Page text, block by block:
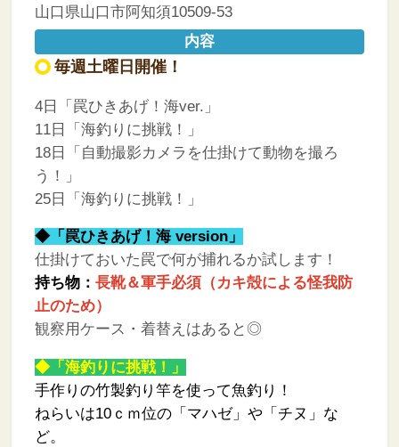
山口県山口市阿知須10509-53
内容
毎週土曜日開催！
4日「罠ひきあげ！海ver.」
11日「海釣りに挑戦！」
18日「自動撮影カメラを仕掛けて動物を撮ろ
う！」
25日「海釣りに挑戦！」
◆「罠ひきあげ！海 version」
仕掛けておいた罠で何が捕れるか試します！
持ち物： 長靴＆軍手必須（カキ殻による怪我防
止のため）
観察用ケース・着替えはあると◎
◆「海釣りに挑戦！」
手作りの竹製釣り竿を使って魚釣り！
ねらいは10ｃｍ位の「マハゼ」や「チヌ」な
ど。